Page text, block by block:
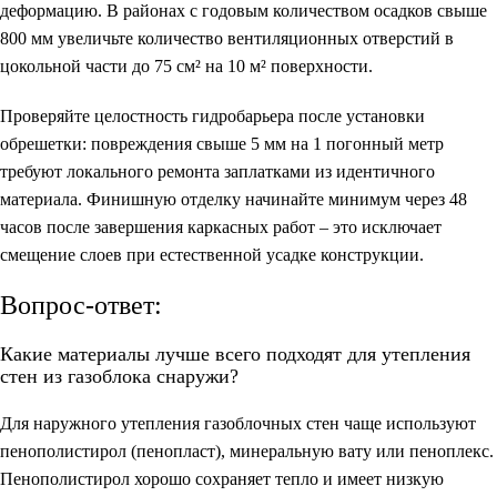
деформацию. В районах с годовым количеством осадков свыше
800 мм увеличьте количество вентиляционных отверстий в
цокольной части до 75 см² на 10 м² поверхности.
Проверяйте целостность гидробарьера после установки
обрешетки: повреждения свыше 5 мм на 1 погонный метр
требуют локального ремонта заплатками из идентичного
материала. Финишную отделку начинайте минимум через 48
часов после завершения каркасных работ – это исключает
смещение слоев при естественной усадке конструкции.
Вопрос-ответ:
Какие материалы лучше всего подходят для утепления
стен из газоблока снаружи?
Для наружного утепления газоблочных стен чаще используют
пенополистирол (пенопласт), минеральную вату или пеноплекс.
Пенополистирол хорошо сохраняет тепло и имеет низкую